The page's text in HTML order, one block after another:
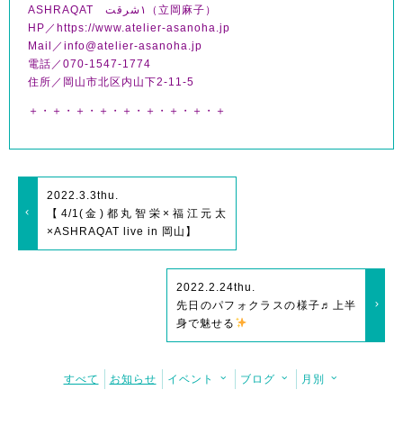
ASHRAQAT ١شرقت（立岡麻子）
HP／https://www.atelier-asanoha.jp
Mail／info@atelier-asanoha.jp
電話／070-1547-1774
住所／岡山市北区内山下2-11-5
＋・＋・＋・＋・＋・＋・＋・＋・＋
2022.3.3thu.
【4/1(金)都丸智栄×福江元太
×ASHRAQAT live in 岡山】
2022.2.24thu.
先日のパフォクラスの様子♬上半
身で魅せる
すべて お知らせ イベント ブログ 月別